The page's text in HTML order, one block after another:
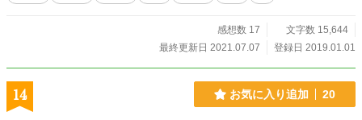
感想数 17
文字数 15,644
最終更新日 2021.07.07
登録日 2019.01.01
14 お気に入り追加 20